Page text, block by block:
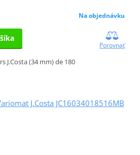
Na objednávku
Porovnať
J.Costa (34 mm) de 180
J.Costa JC16034018516MB